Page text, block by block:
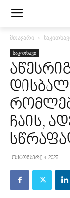
მთავარი
საკითხავი
ჩაის,
ოქტომბერი 4, 2025